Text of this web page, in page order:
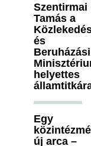
Szentirmai
Tamás a
és
Beruházási
helyettes
Egy
új arca –